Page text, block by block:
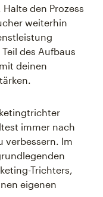
den Prozess
weiterhin
des Aufbaus
deinen
immer nach
verbessern. Im
Trichters,
eigenen